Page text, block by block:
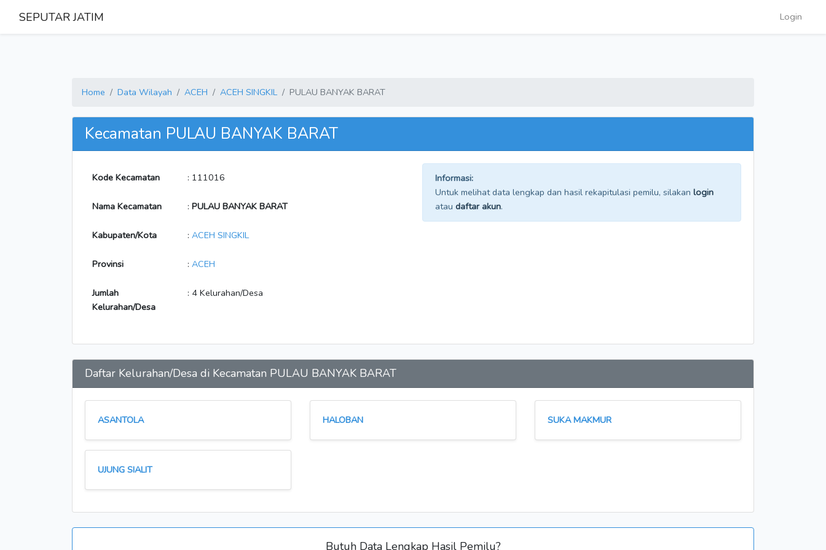
SEPUTAR JATIM Login
Home Data Wilayah ACEH ACEH SINGKIL PULAU BANYAK BARAT
Kecamatan PULAU BANYAK BARAT
Kode Kecamatan : 111016
Nama Kecamatan : PULAU BANYAK BARAT
Kabupaten/Kota : ACEH SINGKIL
Provinsi : ACEH
Jumlah
Kelurahan/Desa
: 4 Kelurahan/Desa
Informasi:
Untuk melihat data lengkap dan hasil rekapitulasi pemilu, silakan login
atau daftar akun.
Daftar Kelurahan/Desa di Kecamatan PULAU BANYAK BARAT
ASANTOLA HALOBAN SUKA MAKMUR
UJUNG SIALIT
Butuh Data Lengkap Hasil Pemilu?